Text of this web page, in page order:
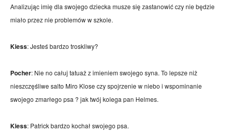
Analizując imię dla swojego dziecka musze się zastanowić czy nie będzie
miało przez nie problemów w szkole.
Kiess: Jesteś bardzo troskliwy?
Pocher: Nie no całuj tatuaż z imieniem swojego syna. To lepsze niż
nieszczęśliwe salto Miro Klose czy spojrzenie w niebo i wspominanie
swojego zmarłego psa ? jak twój kolega pan Helmes.
Kiess: Patrick bardzo kochał swojego psa.